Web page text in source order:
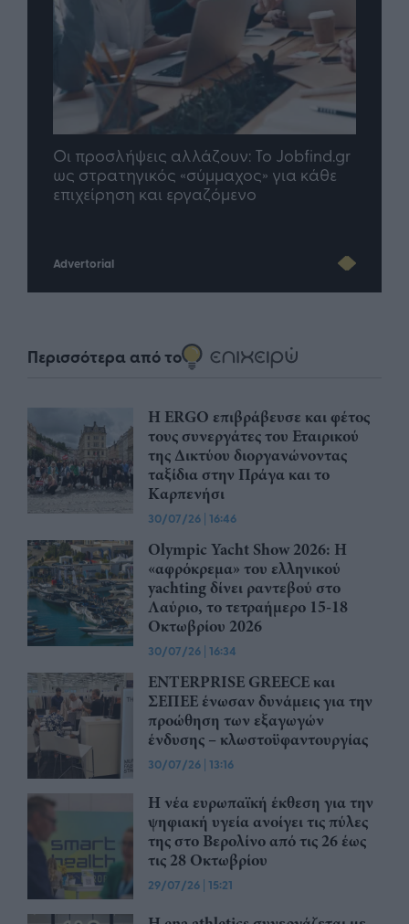
TP Greece: Πώς διαμορφώνεται το
μέλλον του Insurance στην εποχή του AI
Advertorial
Περισσότερα από το
Η ERGO επιβράβευσε και φέτος
τους συνεργάτες του Εταιρικού
της Δικτύου διοργανώνοντας
ταξίδια στην Πράγα και το
Καρπενήσι
30/07/26 | 16:46
Olympic Yacht Show 2026: Η
«αφρόκρεμα» του ελληνικού
yachting δίνει ραντεβού στο
Λαύριο, το τετραήμερο 15-18
Οκτωβρίου 2026
30/07/26 | 16:34
ENTERPRISE GREECE και
ΣΕΠΕΕ ένωσαν δυνάμεις για την
προώθηση των εξαγωγών
ένδυσης – κλωστοϋφαντουργίας
30/07/26 | 13:16
Η νέα ευρωπαϊκή έκθεση για την
ψηφιακή υγεία ανοίγει τις πύλες
της στο Βερολίνο από τις 26 έως
τις 28 Οκτωβρίου
29/07/26 | 15:21